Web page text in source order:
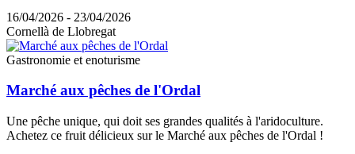
16/04/2026 - 23/04/2026
Cornellà de Llobregat
Gastronomie et enoturisme
Marché aux pêches de l'Ordal
Une pêche unique, qui doit ses grandes qualités à l'aridoculture.
Achetez ce fruit délicieux sur le Marché aux pêches de l'Ordal !